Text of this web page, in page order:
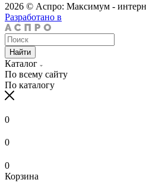
2026 © Аспро: Максимум -
Разработано в
Найти
Каталог
По всему сайту
По каталогу
0
0
0
Корзина